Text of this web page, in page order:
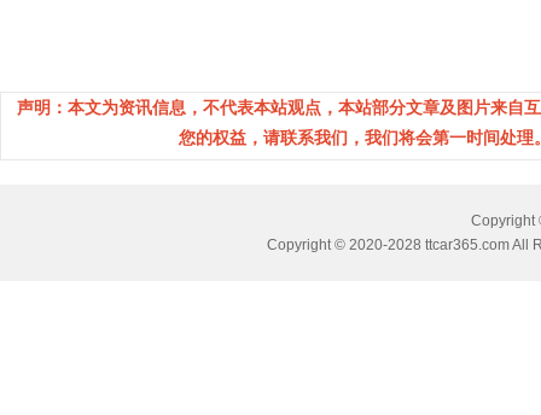
声明：本文为资讯信息，不代表本站观点，本站部分文章及图片来自
您的权益，请联系我们，我们将会第一时间处
Copyright
Copyright © 2020-2028 ttcar365.com All